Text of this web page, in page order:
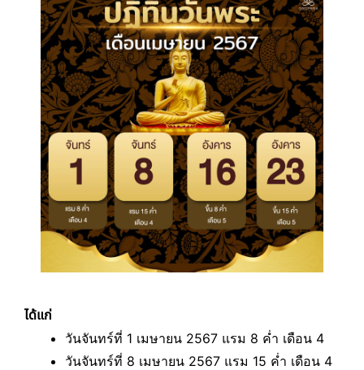
ได้แก่
วันจันทร์ที่ 1 เมษายน 2567 แรม 8 ค่ำ เดือน 4
วันจันทร์ที่ 8 เมษายน 2567 แรม 15 ค่ำ เดือน 4